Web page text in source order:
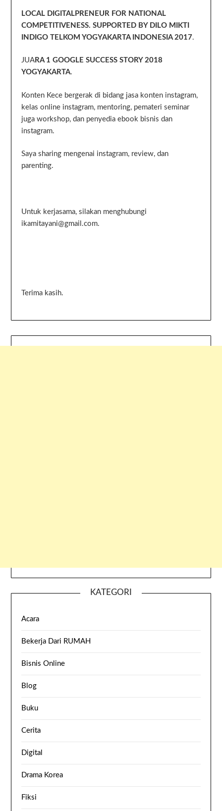
LOCAL DIGITALPRENEUR FOR NATIONAL
COMPETITIVENESS. SUPPORTED BY DILO MIKTI
INDIGO TELKOM YOGYAKARTA INDONESIA 2017.
JUA RA 1 GOOGLE SUCCESS STORY 2018
YOGYAKARTA.
Konten Kece bergerak di bidang jasa konten instagram,
kelas online instagram, mentoring, pemateri seminar
juga workshop, dan penyedia ebook bisnis dan
instagram.
Saya sharing mengenai instagram, review, dan
parenting.
Untuk kerjasama, silakan menghubungi
ikamitayani@gmail.com.
Terima kasih.
KATEGORI
Acara
Bekerja Dari RUMAH
Bisnis Online
Blog
Buku
Cerita
Digital
Drama Korea
Fiksi